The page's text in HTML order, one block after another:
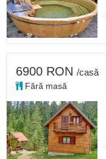
6900 RON /casă
Fără masă